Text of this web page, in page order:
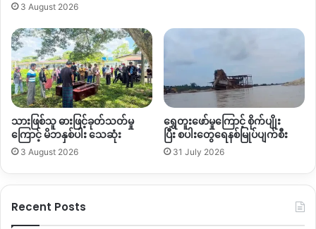
3 August 2026
သားဖြစ်သူ ဓားဖြင့်ခုတ်သတ်မှု
ကြောင့် မိဘနှစ်ပါး သေဆုံး
3 August 2026
ရွှေတူးဖော်မှုကြောင့် စိုက်ပျိုး
ပြီး စပါးတွေရေနစ်မြုပ်ပျက်စီး
31 July 2026
Recent Posts